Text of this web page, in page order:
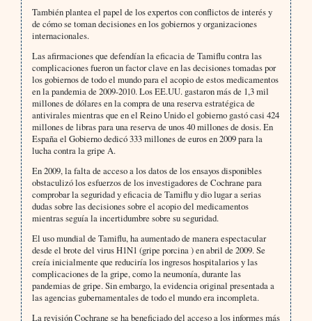
También plantea el papel de los expertos con conflictos de interés y
de cómo se toman decisiones en los gobiernos y organizaciones
internacionales.
Las afirmaciones que defendían la eficacia de Tamiflu contra las
complicaciones fueron un factor clave en las decisiones tomadas por
los gobiernos de todo el mundo para el acopio de estos medicamentos
en la pandemia de 2009-2010. Los EE.UU. gastaron más de 1,3 mil
millones de dólares en la compra de una reserva estratégica de
antivirales mientras que en el Reino Unido el gobierno gastó casi 424
millones de libras para una reserva de unos 40 millones de dosis. En
España el Gobierno dedicó 333 millones de euros en 2009 para la
lucha contra la gripe A.
En 2009, la falta de acceso a los datos de los ensayos disponibles
obstaculizó los esfuerzos de los investigadores de Cochrane para
comprobar la seguridad y eficacia de Tamiflu y dio lugar a serias
dudas sobre las decisiones sobre el acopio del medicamentos
mientras seguía la incertidumbre sobre su seguridad.
El uso mundial de Tamiflu, ha aumentado de manera espectacular
desde el brote del virus H1N1 (gripe porcina ) en abril de 2009. Se
creía inicialmente que reduciría los ingresos hospitalarios y las
complicaciones de la gripe, como la neumonía, durante las
pandemias de gripe. Sin embargo, la evidencia original presentada a
las agencias gubernamentales de todo el mundo era incompleta.
La revisión Cochrane se ha beneficiado del acceso a los informes más